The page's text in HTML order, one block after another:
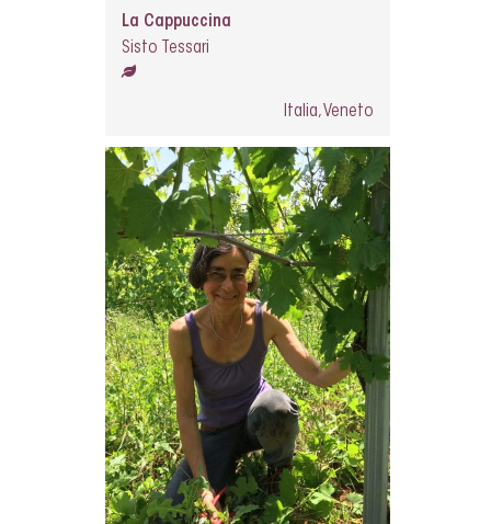
La Cappuccina
Sisto Tessari
Italia, Veneto